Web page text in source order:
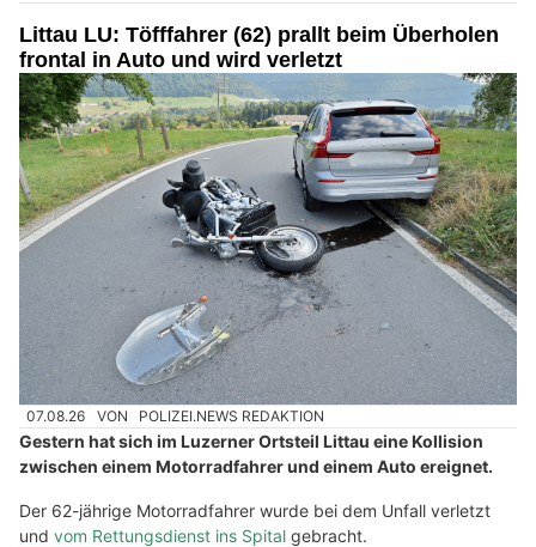
Littau LU: Töfffahrer (62) prallt beim Überholen
frontal in Auto und wird verletzt
07.08.26 VON POLIZEI.NEWS REDAKTION
Gestern hat sich im Luzerner Ortsteil Littau eine Kollision
zwischen einem Motorradfahrer und einem Auto ereignet.
Der 62-jährige Motorradfahrer wurde bei dem Unfall verletzt
und vom Rettungsdienst ins Spital gebracht.